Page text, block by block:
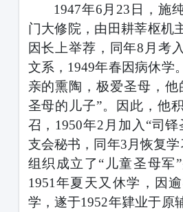
1947年6月23 日，施
门大修院，由田耕莘枢机
因长上举荐，同年8 月考
文系， 1949年春因病休学
亲的熏陶，极爱圣母，他
圣母的儿子”。因此，他
召， 1950年2 月加入 “司
支会秘书，同年3月恢复学
组织成立了 “儿童圣母军
1951年夏天又休学，因
学，遂于1952年肄业于原